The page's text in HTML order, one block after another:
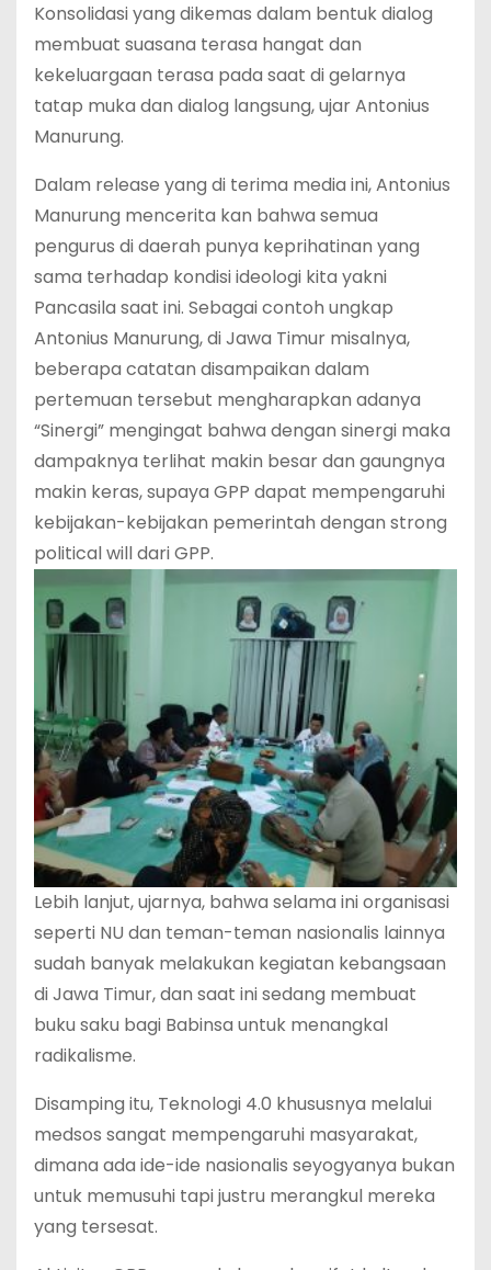
Konsolidasi yang dikemas dalam bentuk dialog
membuat suasana terasa hangat dan
kekeluargaan terasa pada saat di gelarnya
tatap muka dan dialog langsung, ujar Antonius
Manurung.
Dalam release yang di terima media ini, Antonius
Manurung mencerita kan bahwa semua
pengurus di daerah punya keprihatinan yang
sama terhadap kondisi ideologi kita yakni
Pancasila saat ini. Sebagai contoh ungkap
Antonius Manurung, di Jawa Timur misalnya,
beberapa catatan disampaikan dalam
pertemuan tersebut mengharapkan adanya
“Sinergi” mengingat bahwa dengan sinergi maka
dampaknya terlihat makin besar dan gaungnya
makin keras, supaya GPP dapat mempengaruhi
kebijakan-kebijakan pemerintah dengan strong
political will dari GPP.
Lebih lanjut, ujarnya, bahwa selama ini organisasi
seperti NU dan teman-teman nasionalis lainnya
sudah banyak melakukan kegiatan kebangsaan
di Jawa Timur, dan saat ini sedang membuat
buku saku bagi Babinsa untuk menangkal
radikalisme.
Disamping itu, Teknologi 4.0 khususnya melalui
medsos sangat mempengaruhi masyarakat,
dimana ada ide-ide nasionalis seyogyanya bukan
untuk memusuhi tapi justru merangkul mereka
yang tersesat.